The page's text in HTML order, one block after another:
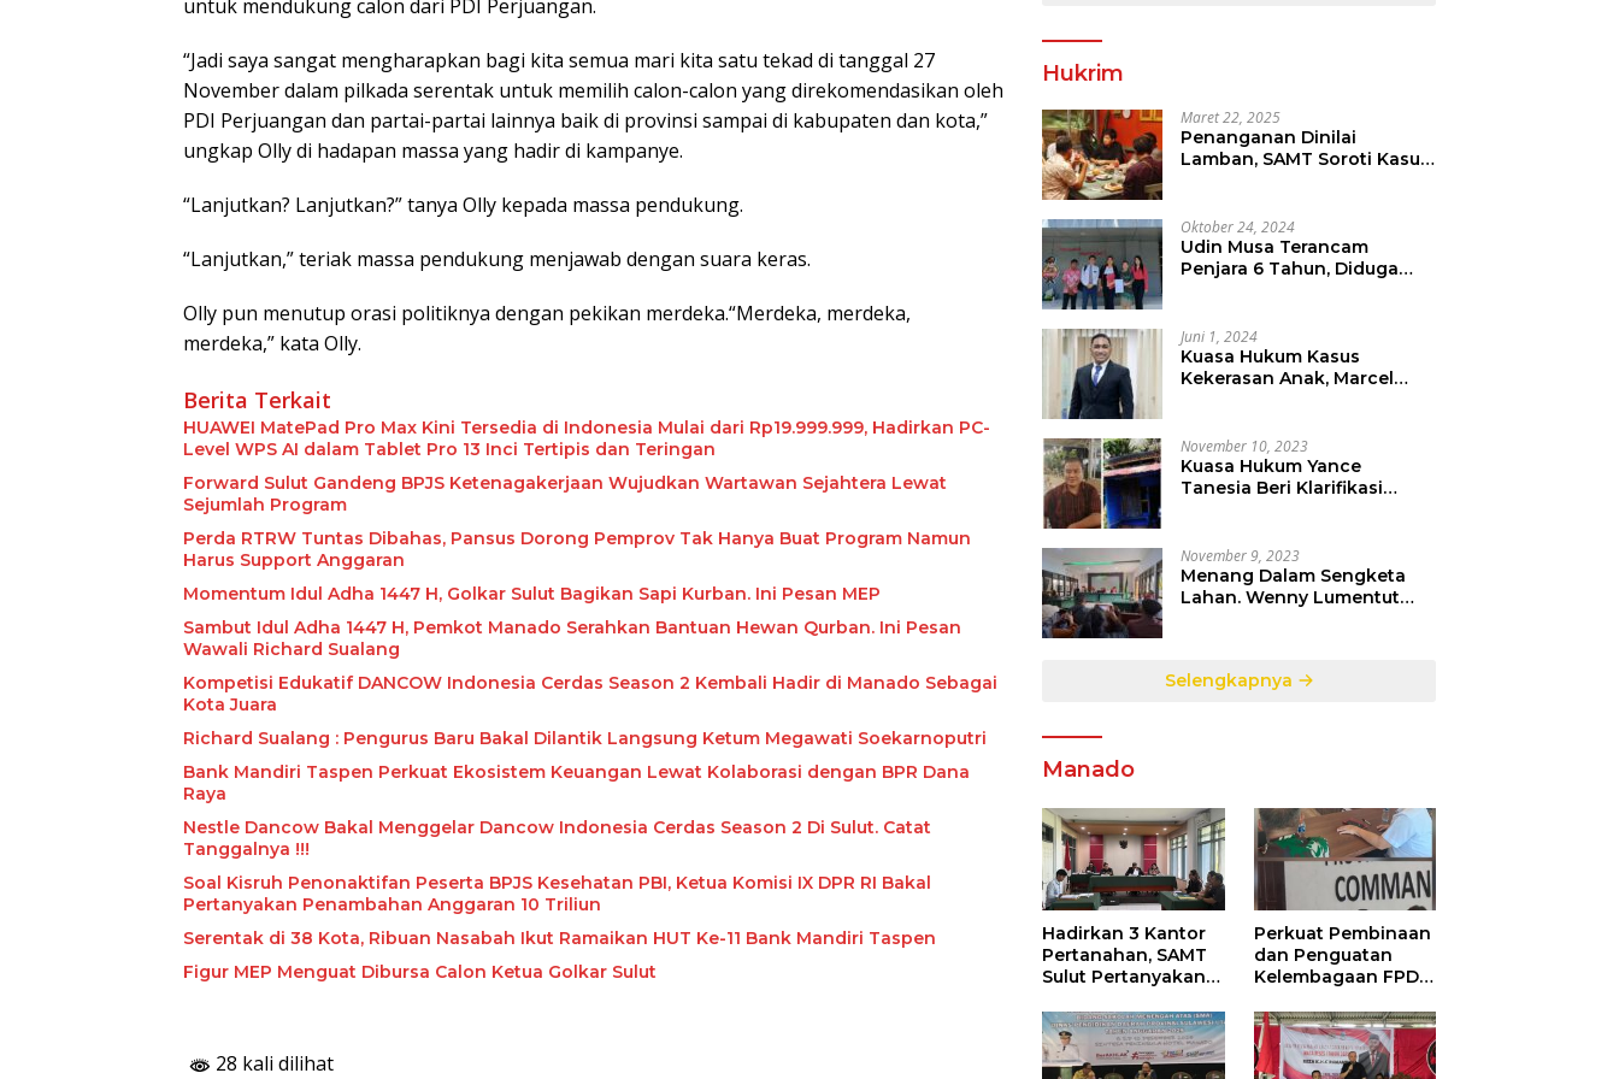
untuk mendukung calon dari PDI Perjuangan.
“Jadi saya sangat mengharapkan bagi kita semua mari kita satu tekad di tanggal 27
November dalam pilkada serentak untuk memilih calon-calon yang direkomendasikan oleh
PDI Perjuangan dan partai-partai lainnya baik di provinsi sampai di kabupaten dan kota,”
ungkap Olly di hadapan massa yang hadir di kampanye.
“Lanjutkan? Lanjutkan?” tanya Olly kepada massa pendukung.
“Lanjutkan,” teriak massa pendukung menjawab dengan suara keras.
Olly pun menutup orasi politiknya dengan pekikan merdeka.“Merdeka, merdeka,
merdeka,” kata Olly.
Berita Terkait
HUAWEI MatePad Pro Max Kini Tersedia di Indonesia Mulai dari Rp19.999.999, Hadirkan PC-
Level WPS AI dalam Tablet Pro 13 Inci Tertipis dan Teringan
Forward Sulut Gandeng BPJS Ketenagakerjaan Wujudkan Wartawan Sejahtera Lewat
Sejumlah Program
Perda RTRW Tuntas Dibahas, Pansus Dorong Pemprov Tak Hanya Buat Program Namun
Harus Support Anggaran
Momentum Idul Adha 1447 H, Golkar Sulut Bagikan Sapi Kurban. Ini Pesan MEP
Sambut Idul Adha 1447 H, Pemkot Manado Serahkan Bantuan Hewan Qurban. Ini Pesan
Wawali Richard Sualang
Kompetisi Edukatif DANCOW Indonesia Cerdas Season 2 Kembali Hadir di Manado Sebagai
Kota Juara
Richard Sualang : Pengurus Baru Bakal Dilantik Langsung Ketum Megawati Soekarnoputri
Bank Mandiri Taspen Perkuat Ekosistem Keuangan Lewat Kolaborasi dengan BPR Dana
Raya
Nestle Dancow Bakal Menggelar Dancow Indonesia Cerdas Season 2 Di Sulut. Catat
Tanggalnya !!!
Soal Kisruh Penonaktifan Peserta BPJS Kesehatan PBI, Ketua Komisi IX DPR RI Bakal
Pertanyakan Penambahan Anggaran 10 Triliun
Serentak di 38 Kota, Ribuan Nasabah Ikut Ramaikan HUT Ke-11 Bank Mandiri Taspen
Figur MEP Menguat Dibursa Calon Ketua Golkar Sulut
28 kali dilihat
Hukrim
Maret 22, 2025
Penanganan Dinilai
Lamban, SAMT Soroti Kasus
Oktober 24, 2024
Udin Musa Terancam
Penjara 6 Tahun, Diduga
Juni 1, 2024
Kuasa Hukum Kasus
Kekerasan Anak, Marcel
Ditindak Sesuai Hukum
Berlaku
November 10, 2023
Kuasa Hukum Yance
Tanesia Beri Klarifikasi
November 9, 2023
Menang Dalam Sengketa
Lahan. Wenny Lumentut
Selengkapnya
Manado
Hadirkan 3 Kantor
Pertanahan, SAMT
Sulut Pertanyakan
Informasi
Penggunaan
Anggaran Negara
Perkuat Pembinaan
dan Penguatan
Kelembagaan FPDR
Bawaslu Gelar
Diskusi